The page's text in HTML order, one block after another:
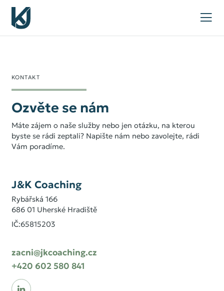
KONTAKT
Ozvěte se nám
Máte zájem o naše služby nebo jen otázku, na kterou
byste se rádi zeptali? Napište nám nebo zavolejte, rádi
Vám poradíme.
J&K Coaching
Rybářská 166
686 01 Uherské Hradiště
IČ:65815203
zacni@jkcoaching.cz
+420 602 580 841